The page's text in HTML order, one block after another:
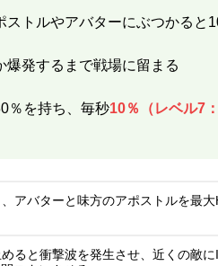
トルやアバターにぶつかると
爆発するまで戦場に留まる
％を持ち、毎秒10％（レベル7：
アバターと味方のアポストルを最
ると衝撃波を発生させ、近くの敵